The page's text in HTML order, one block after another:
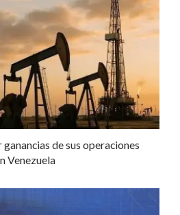
de sus operaciones
Venezuela